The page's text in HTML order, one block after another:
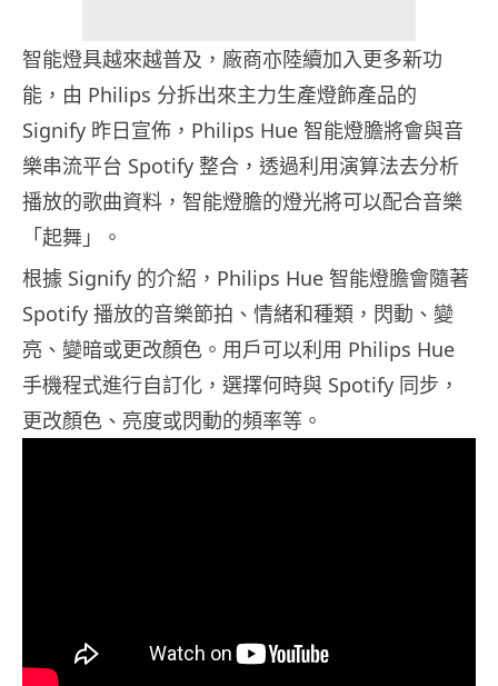
智能燈具越來越普及，廠商亦陸續加入更多新功
能，由 Philips 分拆出來主力生產燈飾產品的
Signify 昨日宣佈，Philips Hue 智能燈膽將會與音
樂串流平台 Spotify 整合，透過利用演算法去分析
播放的歌曲資料，智能燈膽的燈光將可以配合音樂
「起舞」。
根據 Signify 的介紹，Philips Hue 智能燈膽會隨著
Spotify 播放的音樂節拍、情緒和種類，閃動、變
亮、變暗或更改顏色。用戶可以利用 Philips Hue
手機程式進行自訂化，選擇何時與 Spotify 同步，
更改顏色、亮度或閃動的頻率等。